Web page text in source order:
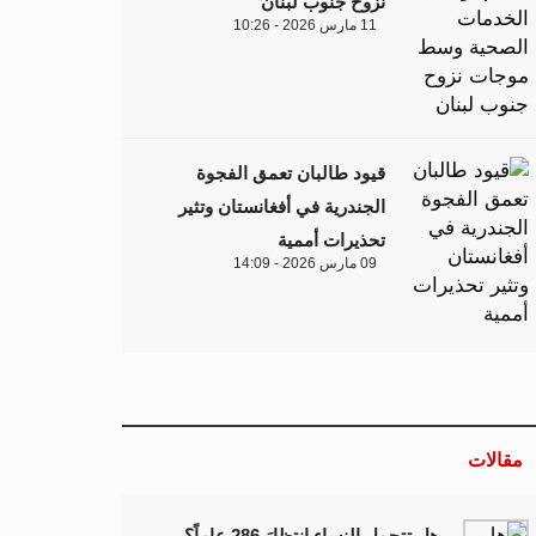
11 مارس 2026 - 10:26
قيود طالبان تعمق الفجوة
الجندرية في أفغانستان وتثير
تحذيرات أممية
09 مارس 2026 - 14:09
مقالات